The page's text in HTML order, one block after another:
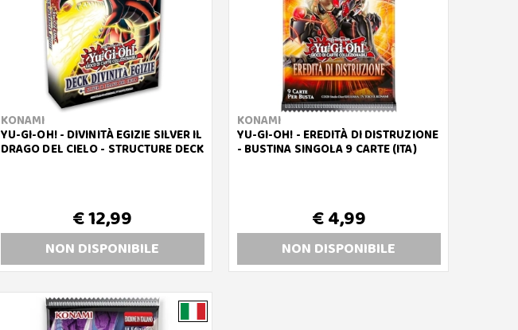
KONAMI
YU-GI-OH! - DIVINITÀ EGIZIE SILVER IL
DRAGO DEL CIELO - STRUCTURE DECK
€ 12,99
NON DISPONIBILE
KONAMI
YU-GI-OH! - EREDITÀ DI DISTRUZIONE
- BUSTINA SINGOLA 9 CARTE (ITA)
€ 4,99
NON DISPONIBILE